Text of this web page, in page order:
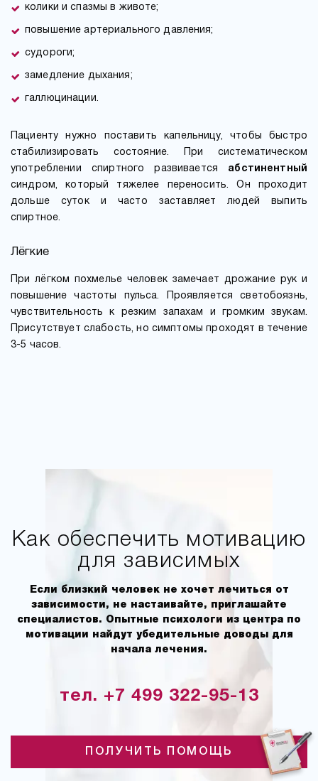
колики и спазмы в животе;
повышение артериального давления;
судороги;
замедление дыхания;
галлюцинации.
Пациенту нужно поставить капельницу, чтобы быстро
стабилизировать состояние. При систематическом
употреблении спиртного развивается абстинентный
синдром, который тяжелее переносить. Он проходит
дольше суток и часто заставляет людей выпить
спиртное.
Лёгкие
При лёгком похмелье человек замечает дрожание рук и
повышение частоты пульса. Проявляется светобоязнь,
чувствительность к резким запахам и громким звукам.
Присутствует слабость, но симптомы проходят в течение
3-5 часов.
Как обеспечить мотивацию
для зависимых
Если близкий человек не хочет лечиться от
зависимости, не настаивайте, приглашайте
специалистов. Опытные психологи из центра по
мотивации найдут убедительные доводы для
начала лечения.
тел. +7 499 322-95-13
ПОЛУЧИТЬ ПОМОЩЬ